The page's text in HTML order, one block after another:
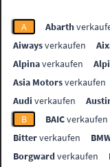
A Abarth
Aiwaysverkaufen
Alpinaverkaufen
Asia Motorsverkaufen
Audi verkaufen
B
BAICverkaufen
Bitterverkaufen
Borgwardverkaufen